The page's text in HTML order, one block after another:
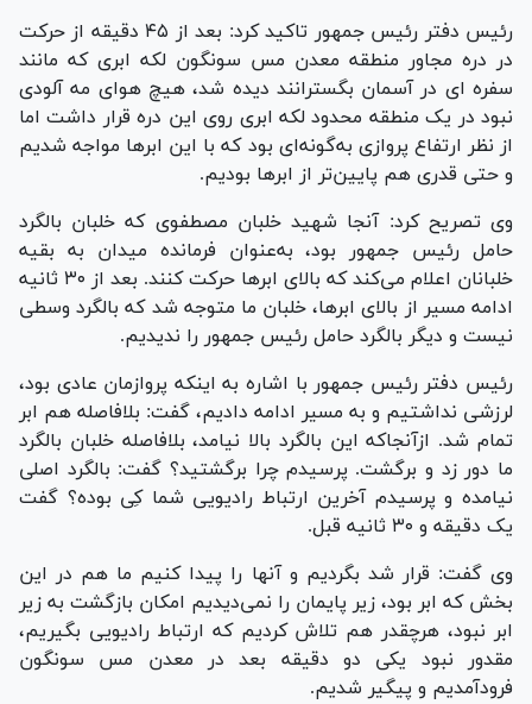
رئیس دفتر رئیس جمهور تاکید کرد: بعد از ۴۵ دقیقه از حرکت
در دره مجاور منطقه معدن مس سونگون لکه ابری که مانند
سفره ای در آسمان بگسترانند دیده شد، هیچ هوای مه آلودی
نبود در یک منطقه محدود لکه ابری روی این دره قرار داشت اما
از نظر ارتفاع پروازی به‌گونه‌ای بود که با این ابرها مواجه شدیم
و حتی قدری هم پایین‌تر از ابرها بودیم.
وی تصریح کرد: آنجا شهید خلبان مصطفوی که خلبان بالگرد
حامل رئیس جمهور بود، به‌عنوان فرمانده میدان به بقیه
خلبانان اعلام می‌کند که بالای ابرها حرکت کنند. بعد از ۳۰ ثانیه
ادامه مسیر از بالای ابرها، خلبان ما متوجه شد که بالگرد وسطی
نیست و دیگر بالگرد حامل رئیس جمهور را ندیدیم.
رئیس دفتر رئیس جمهور با اشاره به اینکه پروازمان عادی بود،
لرزشی نداشتیم و به مسیر ادامه دادیم، گفت: بلافاصله هم ابر
تمام شد. ازآنجاکه این بالگرد بالا نیامد، بلافاصله خلبان بالگرد
ما دور زد و برگشت. پرسیدم چرا برگشتید؟ گفت: بالگرد اصلی
نیامده و پرسیدم آخرین ارتباط رادیویی شما کِی بوده؟ گفت
یک دقیقه و ۳۰ ثانیه قبل.
وی گفت: قرار شد بگردیم و آنها را پیدا کنیم ما هم در این
بخش که ابر بود، زیر پایمان را نمی‌دیدیم امکان بازگشت به زیر
ابر نبود، هرچقدر هم تلاش کردیم که ارتباط رادیویی بگیریم،
مقدور نبود یکی دو دقیقه بعد در معدن مس سونگون
فرودآمدیم و پیگیر شدیم.